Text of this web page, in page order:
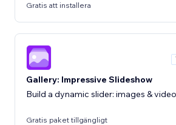
Gratis att installera
Gallery: Impressive Slideshow
Build a dynamic slider: images &
Gratis paket tillgängligt